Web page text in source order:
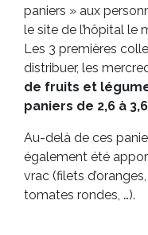
paniers » aux
le site de l’hôpital le
Les 3 premières
distribuer, les
de fruits et
paniers de 2,6 à
Au-delà de ces
également été
vrac (filets
tomates rondes, …).